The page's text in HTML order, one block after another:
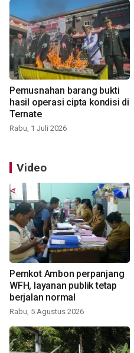
Pemusnahan barang bukti
hasil operasi cipta kondisi di
Ternate
Rabu, 1 Juli 2026
Video
Pemkot Ambon perpanjang
WFH, layanan publik tetap
berjalan normal
Rabu, 5 Agustus 2026